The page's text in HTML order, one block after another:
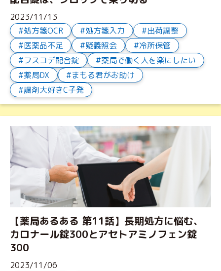
2023/11/13
処方箋OCR
処方箋入力
出荷調整
医薬品不足
疑義照会
冷所保管
フスコデ配合錠
薬局で働く人を楽にしたい
薬局DX
まもる君がお助け
調剤大好きC子発
【薬局あるある 第11話】長期処方に悩む、
カロナール錠300とアセトアミノフェン錠
300
2023/11/06